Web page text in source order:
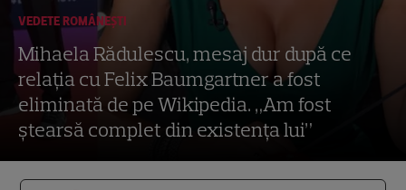
VEDETE ROMÂNEŞTI
Mihaela Rădulescu, mesaj dur după ce
relația cu Felix Baumgartner a fost
eliminată de pe Wikipedia. „Am fost
ștearsă complet din existența lui”